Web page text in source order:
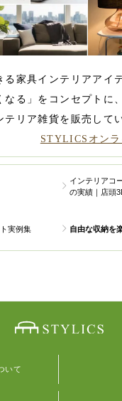
る家具インテリアアイ
なる」をコンセプトに
テリア雑貨を販売して
STYLICSオン
インテリアコ
の実績｜店頭
実例集 自由な収納を
いて